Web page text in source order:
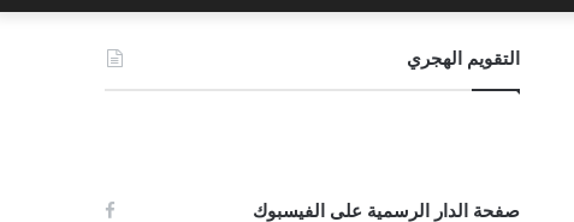
التقويم الهجري
صفحة الدار الرسمية على الفيسبوك